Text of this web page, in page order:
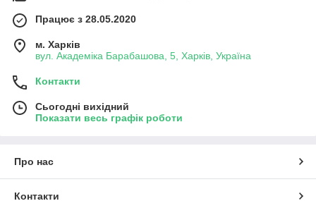
Працює з 28.05.2020
м. Харків
вул. Академіка Барабашова, 5, Харків, Україна
Контакти
Сьогодні вихідний
Показати весь графік роботи
Про нас
Контакти